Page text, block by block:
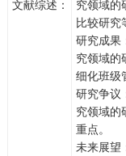
文献综述：
究领域的
比较研究
研究成果
究领域的
细化班级
研究争议
究领域的
重点。
未来展望